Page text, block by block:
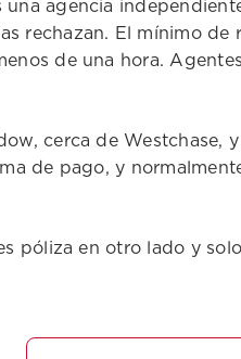
agencia
rechazan. El mínimo de
de una hora.
cerca de Westchase,
de pago, y
póliza en otro lado y